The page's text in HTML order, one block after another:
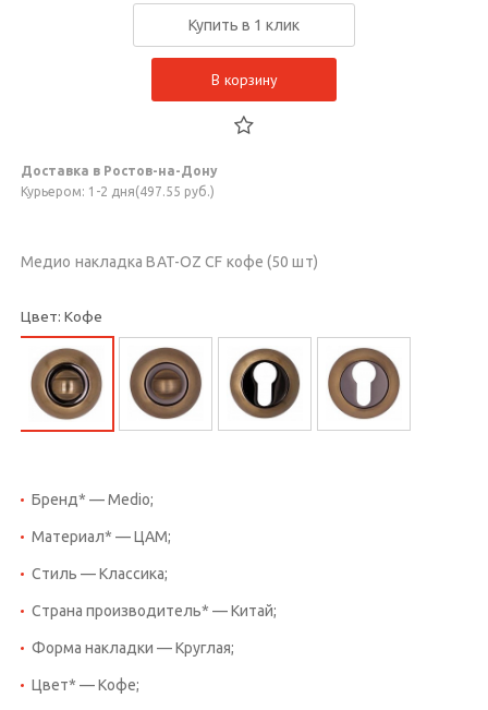
Купить в 1 клик
В корзину
Доставка в Ростов-на-Дону
Курьером: 1-2 дня(497.55 руб.)
Медио накладка BAT-OZ CF кофе (50 шт)
Цвет: Кофе
Бренд* — Medio;
Материал* — ЦАМ;
Стиль — Классика;
Страна производитель* — Китай;
Форма накладки — Круглая;
Цвет* — Кофе;